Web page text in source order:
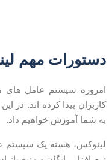
مهم
سیستم عامل های
پیدا کرده اند. در
شما آموزش خواهیم داد.
هسته یک سیستم